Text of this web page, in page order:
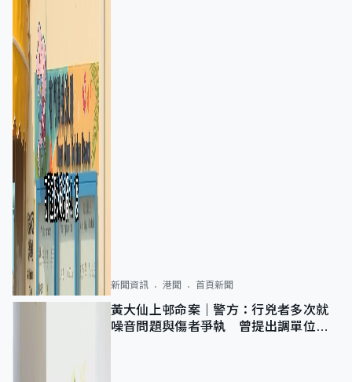
新聞資訊 港聞 首頁新聞
黃大仙上邨命案｜警方：行兇者多次就
噪音問題與傷者爭執 曾提出調單位已